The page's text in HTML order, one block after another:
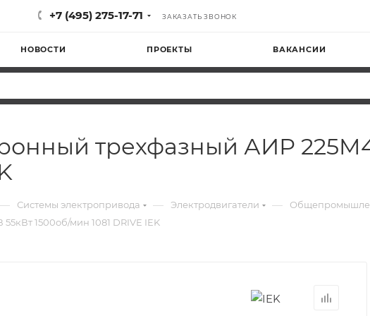
+7 (495) 275-17-71 ЗАКАЗАТЬ ЗВОНОК
НОВОСТИ ПРОЕКТЫ ВАКАНСИИ
трехфазный АИР
— Системы электропривода — Электродвигатели —
1500об/мин 1081 DRIVE IEK